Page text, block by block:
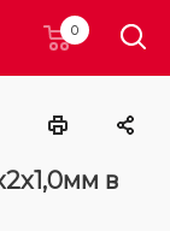
0
в